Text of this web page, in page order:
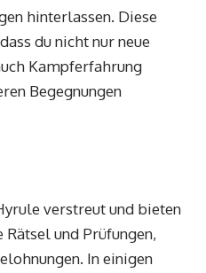
hinterlassen. Diese
du nicht nur neue
Kampferfahrung
Begegnungen
verstreut und bieten
und Prüfungen,
In einigen